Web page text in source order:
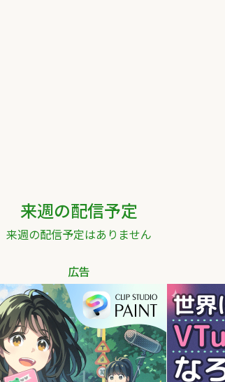
来週の配信予定
来週の配信予定はありません
広告